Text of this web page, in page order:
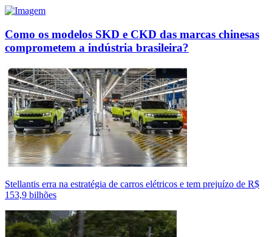
Como os modelos SKD e CKD das marcas chinesas
comprometem a indústria brasileira?
Stellantis erra na estratégia de carros elétricos e tem prejuízo de R$
153,9 bilhões